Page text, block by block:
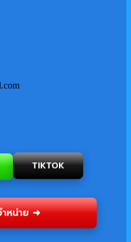
TIKTOK
หน่าย ➜